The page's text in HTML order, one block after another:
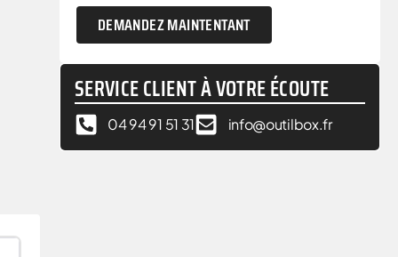
DEMANDEZ MAINTENTANT
SERVICE CLIENT À VOTRE ÉCOUTE
04 94 91 51 31 info@outilbox.fr